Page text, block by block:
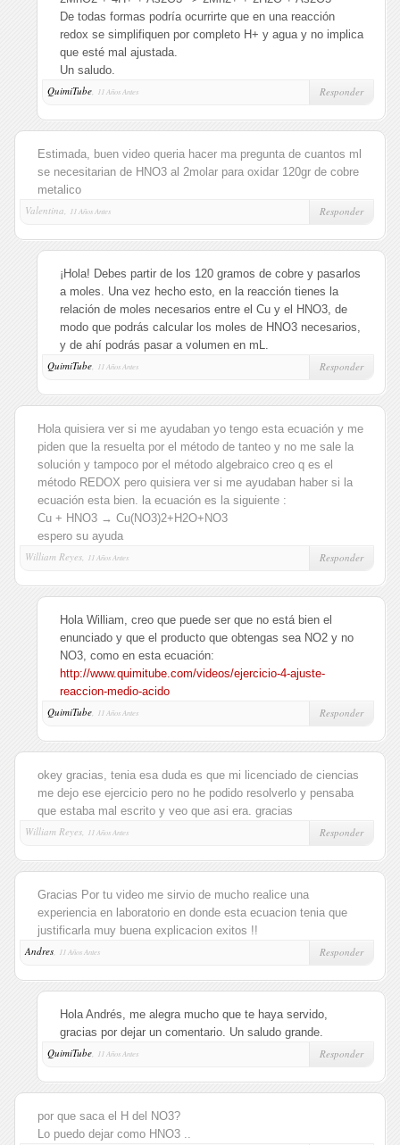
De todas formas podría ocurrirte que en una reacción
redox se simplifiquen por completo H+ y agua y no implica
que esté mal ajustada.
Un saludo.
QuimiTube, 11 Años Antes Responder
Estimada, buen video queria hacer ma pregunta de cuantos ml
se necesitarian de HNO3 al 2molar para oxidar 120gr de cobre
metalico
Valentina,
11 Años Antes Responder
¡Hola! Debes partir de los 120 gramos de cobre y pasarlos
a moles. Una vez hecho esto, en la reacción tienes la
relación de moles necesarios entre el Cu y el HNO3, de
modo que podrás calcular los moles de HNO3 necesarios,
y de ahí podrás pasar a volumen en mL.
QuimiTube, 11 Años Antes Responder
Hola quisiera ver si me ayudaban yo tengo esta ecuación y me
piden que la resuelta por el método de tanteo y no me sale la
solución y tampoco por el método algebraico creo q es el
método REDOX pero quisiera ver si me ayudaban haber si la
ecuación esta bien. la ecuación es la siguiente :
Cu + HNO3 → Cu(NO3)2+H2O+NO3
espero su ayuda
William Reyes,
11 Años Antes Responder
Hola William, creo que puede ser que no está bien el
enunciado y que el producto que obtengas sea NO2 y no
NO3, como en esta ecuación:
http://www.quimitube.com/videos/ejercicio-4-ajuste-
reaccion-medio-acido
QuimiTube, 11 Años Antes Responder
okey gracias, tenia esa duda es que mi licenciado de ciencias
me dejo ese ejercicio pero no he podido resolverlo y pensaba
que estaba mal escrito y veo que asi era. gracias
William Reyes,
11 Años Antes Responder
Gracias Por tu video me sirvio de mucho realice una
experiencia en laboratorio en donde esta ecuacion tenia que
justificarla muy buena explicacion exitos !!
Andres, 11 Años Antes Responder
Hola Andrés, me alegra mucho que te haya servido,
gracias por dejar un comentario. Un saludo grande.
QuimiTube, 11 Años Antes Responder
por que saca el H del NO3?
Lo puedo dejar como HNO3 ..